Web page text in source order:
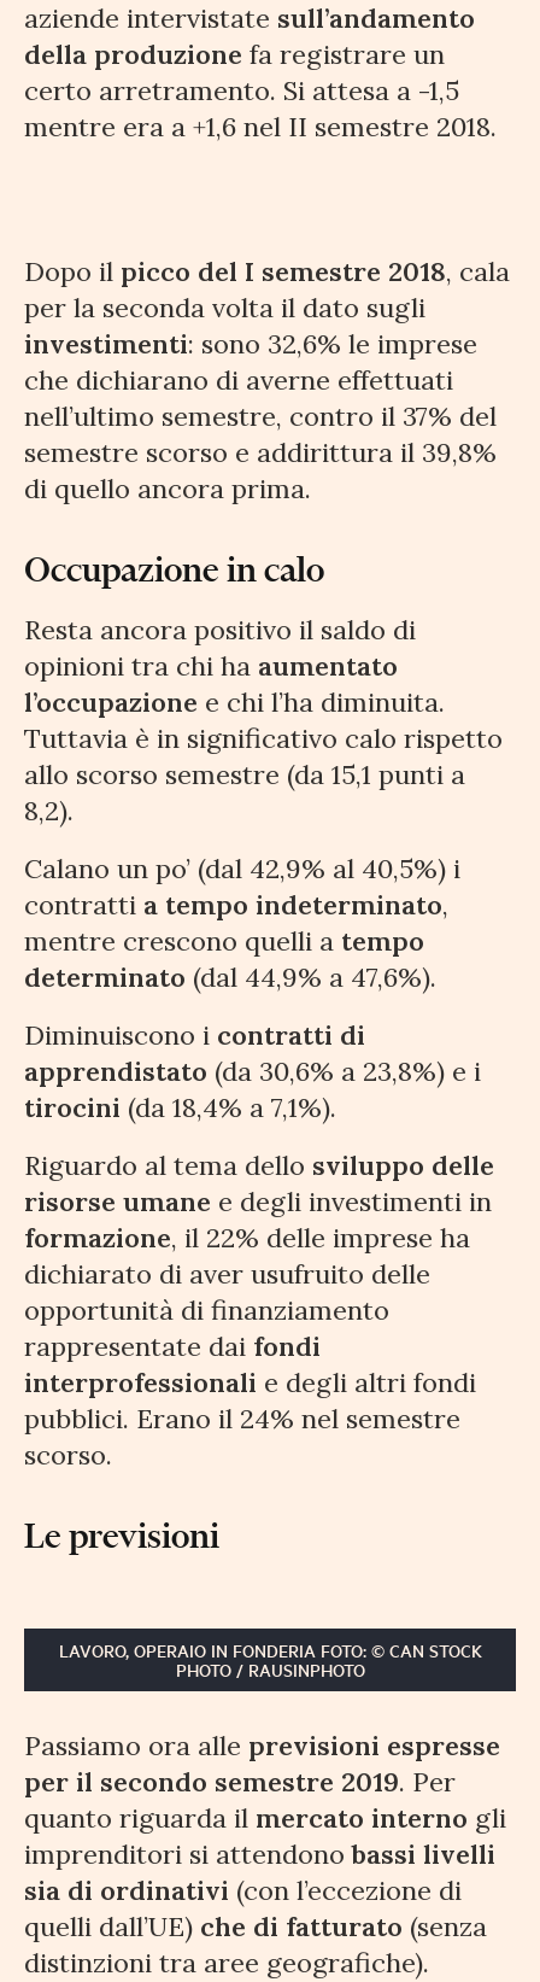
aziende intervistate sull’andamento
della produzione fa registrare un
certo arretramento. Si attesa a -1,5
mentre era a +1,6 nel II semestre 2018.
Dopo il picco del I semestre 2018, cala
per la seconda volta il dato sugli
investimenti: sono 32,6% le imprese
che dichiarano di averne effettuati
nell’ultimo semestre, contro il 37% del
semestre scorso e addirittura il 39,8%
di quello ancora prima.
Occupazione in calo
Resta ancora positivo il saldo di
opinioni tra chi ha aumentato
l’occupazione e chi l’ha diminuita.
Tuttavia è in significativo calo rispetto
allo scorso semestre (da 15,1 punti a
8,2).
Calano un po’ (dal 42,9% al 40,5%) i
contratti a tempo indeterminato,
mentre crescono quelli a tempo
determinato (dal 44,9% a 47,6%).
Diminuiscono i contratti di
apprendistato (da 30,6% a 23,8%) e i
tirocini (da 18,4% a 7,1%).
Riguardo al tema dello sviluppo delle
risorse umane e degli investimenti in
formazione, il 22% delle imprese ha
dichiarato di aver usufruito delle
opportunità di finanziamento
rappresentate dai fondi
interprofessionali e degli altri fondi
pubblici. Erano il 24% nel semestre
scorso.
Le previsioni
LAVORO, OPERAIO IN FONDERIA FOTO: © CAN STOCK
PHOTO / RAUSINPHOTO
Passiamo ora alle previsioni espresse
per il secondo semestre 2019. Per
quanto riguarda il mercato interno gli
imprenditori si attendonobassi livelli
sia di ordinativi (con l’eccezione di
quelli dall’UE) che di fatturato (senza
distinzioni tra aree geografiche).